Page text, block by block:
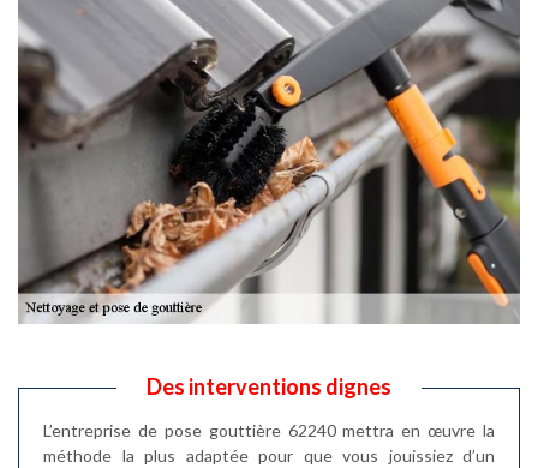
Des interventions dignes
L’entreprise de pose gouttière 62240 mettra en œuvre la
méthode la plus adaptée pour que vous jouissiez d’un